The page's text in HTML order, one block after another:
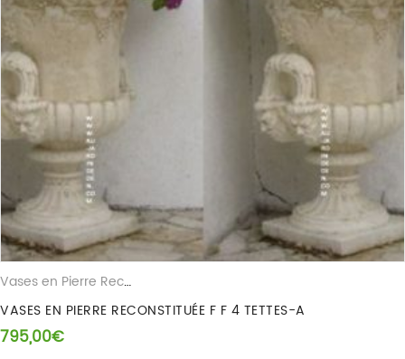
Vases en Pierre Reconstituee
VASES EN PIERRE RECONSTITUÉE F F 4 TETTES-A
795,00€